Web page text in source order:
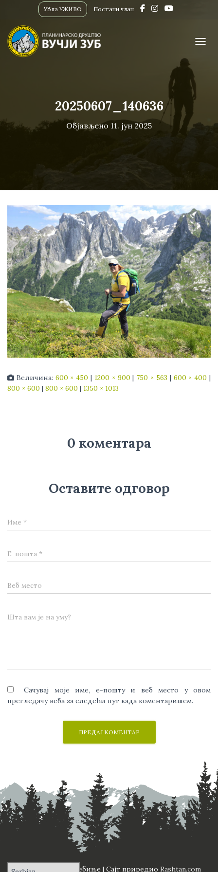
Убла УЖИВО Постани члан
20250607_140636
Објављено 11. јун 2025
Величина: 600 × 450 | 1200 × 900 | 750 × 563 | 600 × 400 |
800 × 600 | 800 × 600 | 1350 × 1013
0 коментара
Оставите одговор
Име *
Е-пошта *
Веб место
Шта вам је на уму?
Сачувај моје име, е-пошту и веб место у овом
прегледачу веба за следећи пут када коментаришем.
ПД "Вучји Зуб" Требиње | Сајт приредио Rashtan.com